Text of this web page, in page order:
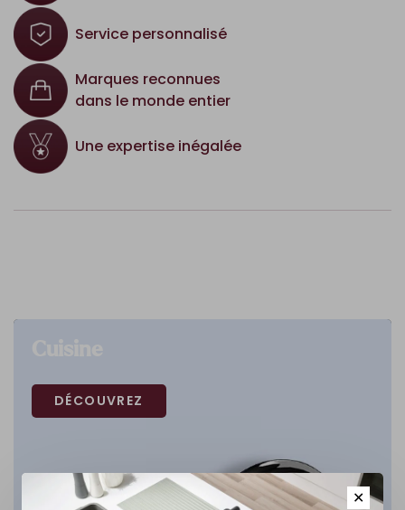
Service personnalisé
Marques reconnues
dans le monde entier
Une expertise inégalée
DÉCOUVREZ
✕